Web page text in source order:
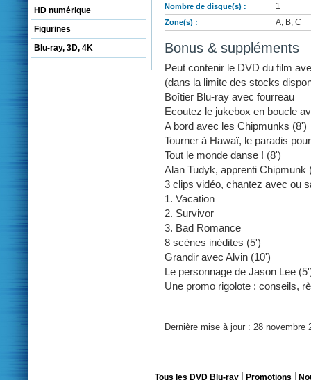
HD numérique
Figurines
Blu-ray, 3D, 4K
Nombre de disque(s) : 1
Zone(s) : A, B, C
Bonus & suppléments
Peut contenir le DVD du film
(dans la limite des stocks
Boîtier Blu-ray avec fourreau
Ecoutez le jukebox en boucle
A bord avec les Chipmunks (8')
Tourner à Hawaï, le paradis
Tout le monde danse ! (8')
Alan Tudyk, apprenti Chipmunk
3 clips vidéo, chantez avec ou
1. Vacation
2. Survivor
3. Bad Romance
8 scènes inédites (5')
Grandir avec Alvin (10')
Le personnage de Jason Lee
Une promo rigolote : conseils,
Dernière mise à jour : 28 novembre
Tous les DVD Blu-ray Promotions